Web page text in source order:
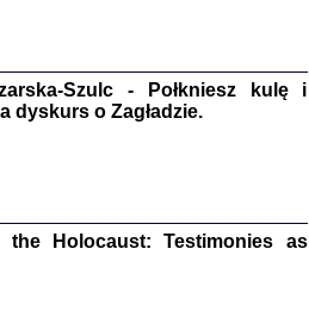
Kalman Rotgeber
Bańkowska, wstęp Jacek Leociak
Warszawa 2021
Szulc - Połkniesz kulę i
dyskurs o Zagładzie.
the Holocaust: Testimonies as